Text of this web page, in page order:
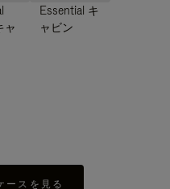
ャ
Essential キ
ャビン
ースを見る